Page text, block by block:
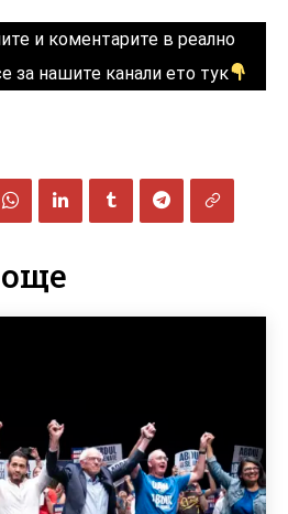
и коментарите в реално
за нашите канали ето тук